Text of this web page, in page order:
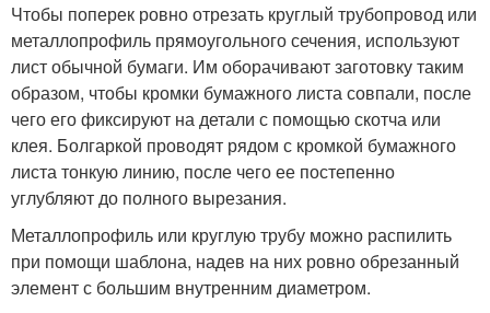
Чтобы поперек ровно отрезать круглый трубопровод или
металлопрофиль прямоугольного сечения, используют
лист обычной бумаги. Им оборачивают заготовку таким
образом, чтобы кромки бумажного листа совпали, после
чего его фиксируют на детали с помощью скотча или
клея. Болгаркой проводят рядом с кромкой бумажного
листа тонкую линию, после чего ее постепенно
углубляют до полного вырезания.
Металлопрофиль или круглую трубу можно распилить
при помощи шаблона, надев на них ровно обрезанный
элемент с большим внутренним диаметром.